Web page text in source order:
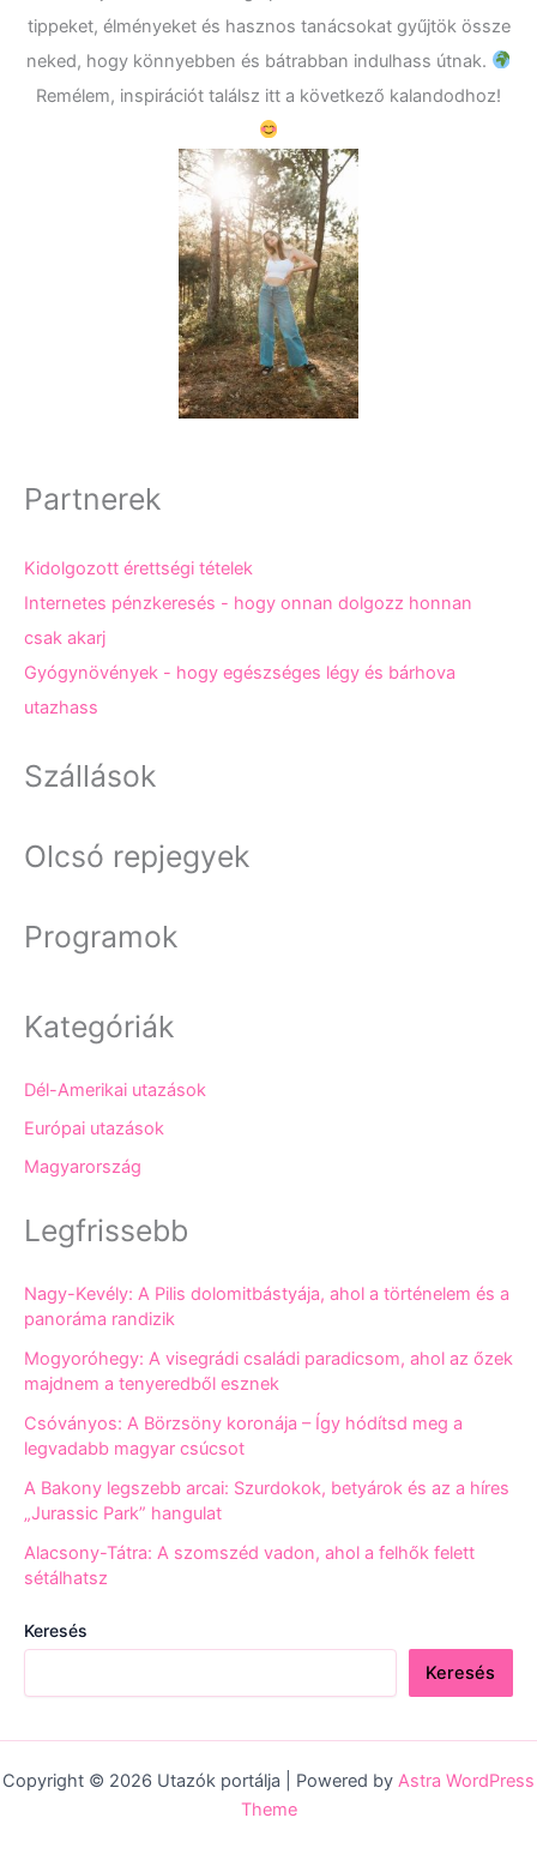
tippeket, élményeket és hasznos tanácsokat gyűjtök össze
neked, hogy könnyebben és bátrabban indulhass útnak.
Remélem, inspirációt találsz itt a következő kalandodhoz!
Partnerek
Kidolgozott érettségi tételek
Internetes pénzkeresés - hogy onnan dolgozz honnan
csak akarj
Gyógynövények - hogy egészséges légy és bárhova
utazhass
Szállások
Olcsó repjegyek
Programok
Kategóriák
Dél-Amerikai utazások
Európai utazások
Magyarország
Legfrissebb
Nagy-Kevély: A Pilis dolomitbástyája, ahol a történelem és a
panoráma randizik
Mogyoróhegy: A visegrádi családi paradicsom, ahol az őzek
majdnem a tenyeredből esznek
Csóványos: A Börzsöny koronája – Így hódítsd meg a
legvadabb magyar csúcsot
A Bakony legszebb arcai: Szurdokok, betyárok és az a híres
„Jurassic Park” hangulat
Alacsony-Tátra: A szomszéd vadon, ahol a felhők felett
sétálhatsz
Keresés
Keresés
Copyright © 2026 Utazók portálja | Powered by Astra WordPress
Theme